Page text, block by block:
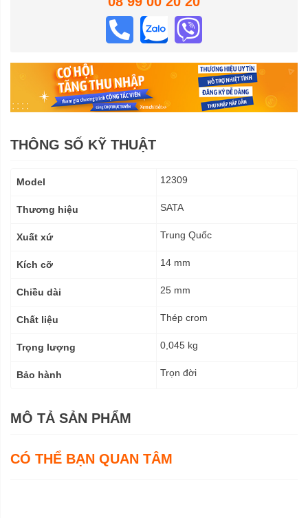
THÔNG SỐ KỸ THUẬT
kỹ
Model 12309
Thương hiệu SATA
Xuất xứ Trung Quốc
Kích cỡ 14 mm
Chiều dài 25 mm
Chất liệu Thép crom
Trọng lượng 0,045 kg
Bảo hành Trọn đời
MÔ TẢ SẢN PHẨM
CÓ THỂ BẠN QUAN TÂM